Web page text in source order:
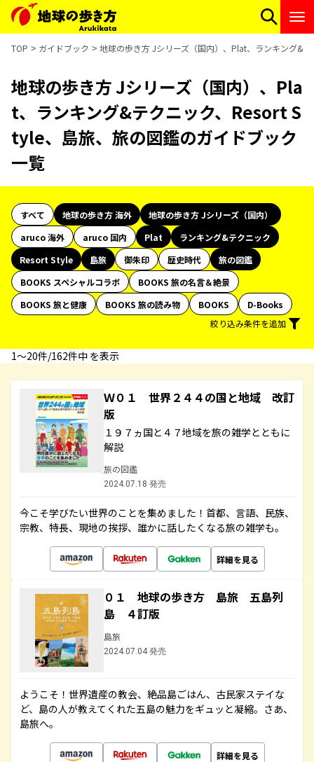
TOP ガイドブック 地球の歩き方 Jシリーズ（国内）、Plat、ランキング&
地球の歩き方 Jシリーズ（国内）、Pla
t、ランキング&テクニック、Resort S
tyle、島旅、旅の図鑑のガイドブック
一覧
すべて 地球の歩き方 海外
地球の歩き方 Jシリーズ（国内）
aruco 海外
aruco 国内 Plat
ランキング&テクニック
Resort Style
島旅 御朱印 歴史時代
旅の図鑑
BOOKS スペシャルコラボ
BOOKS 旅の名言＆絶景
BOOKS 旅と健康
BOOKS 旅の読み物 BOOKS
D-Books
絞り込み条件を追加
1〜20件/162件中 を表示
Ｗ０１ 世界２４４の国と地域 改訂
版
１９７ヵ国と４７地域を旅の雑学とともに
解説
旅の図鑑
2024.07.18 発売
今こそ学びたい世界のことを集めました！首都、言語、民族、
宗教、特長、現地の挨拶、誰かに話したくなる旅の雑学も。
詳細を見る
０１ 地球の歩き方 島旅 五島列
島 ４訂版
島旅
2024.07.04 発売
ようこそ！世界遺産の教会、絶品島ごはん、古民家ステイな
ど、島の人が教えてくれた五島の魅力をギュッと凝縮。さあ、
島旅へ。
詳細を見る